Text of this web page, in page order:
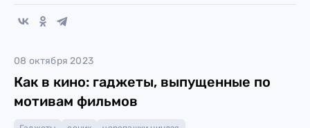
08 октября 2023
Как в кино: гаджеты, выпущенные по
мотивам фильмов